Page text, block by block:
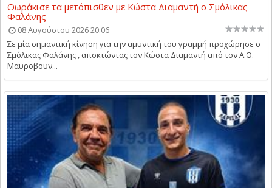
Θωράκισε τα μετόπισθεν με Κώστα Διαμαντή ο Σμόλικας
Φαλάνης
08 Αυγούστου 2026 20:06
Σε μία σημαντική κίνηση για την αμυντική του γραμμή προχώρησε ο
Σμόλικας Φαλάνης , αποκτώντας τον Κώστα Διαμαντή από τον Α.Ο.
Μαυροβουν...